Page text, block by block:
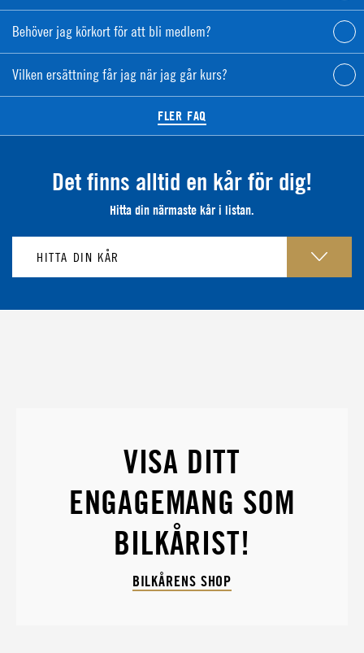
Behöver jag körkort för att bli medlem?
Vilken ersättning får jag när jag går kurs?
FLER FAQ
Det finns alltid en kår för dig!
Hitta din närmaste kår i listan.
VISA DITT
ENGAGEMANG SOM
BILKÅRIST!
BILKÅRENS SHOP